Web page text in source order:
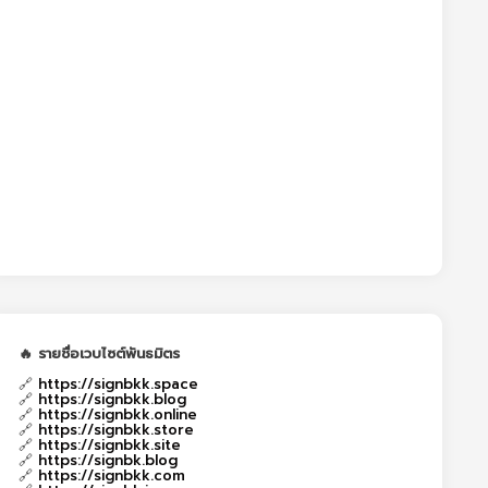
🔥 รายชื่อเวบไซต์พันธมิตร
🔗 https://signbkk.space
🔗 https://signbkk.blog
🔗 https://signbkk.online
🔗 https://signbkk.store
🔗 https://signbkk.site
🔗 https://signbk.blog
🔗 https://signbkk.com